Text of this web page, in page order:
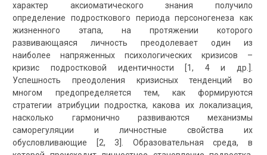
характер аксиоматического знания получило
определение подросткового периода персоногенеза как
жизненного этапа, на протяжении которого
развивающаяся личность преодолевает один из
наиболее напряженных психологических кризисов –
кризис подростковой идентичности [1, 4 и др.].
Успешность преодоления кризисных тенденций во
многом предопределяется тем, как формируются
стратегии атрибуции подростка, какова их локализация,
насколько гармонично развиваются механизмы
саморегуляции и личностные свойства их
обусловливающие [2, 3]. Образовательная среда, в